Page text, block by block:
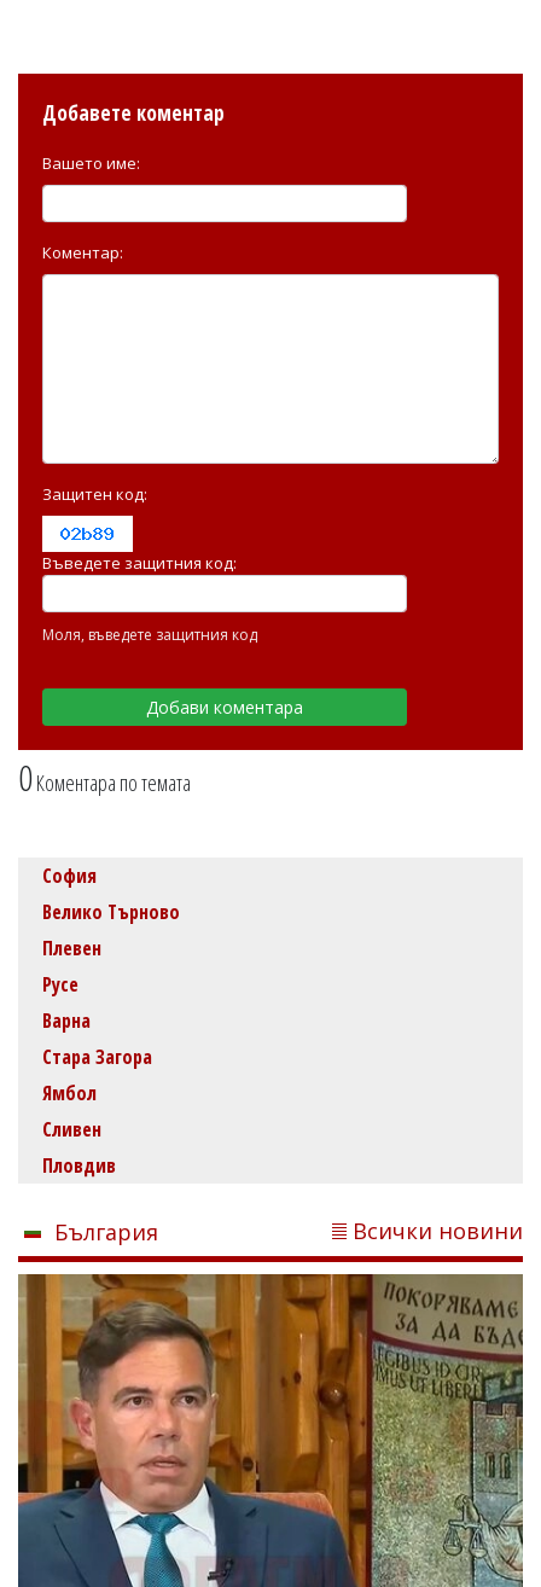
0Коментара по темата
Добавете коментар
Вашето име:
Коментар:
Защитен код:
Въведете защитния код:
Моля, въведете защитния код
София
Велико Търново
Плевен
Русе
Варна
Стара Загора
Ямбол
Сливен
Пловдив
България Всички новини